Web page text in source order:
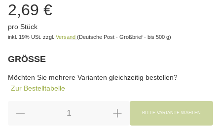
2,69 €
pro Stück
inkl. 19% USt. zzgl. Versand (Deutsche Post - Großbrief - bis 500 g)
GRÖSSE
Möchten Sie mehrere Varianten gleichzeitig bestellen?
Zur Bestelltabelle
BITTE VARIANTE WÄHLEN